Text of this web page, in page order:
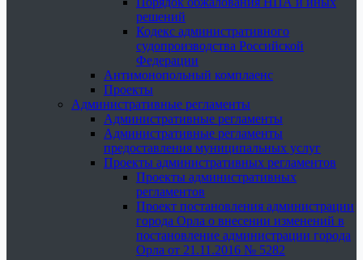
решений
Кодекс административного
судопроизводства Российской
Федерации
Антимонопольный комплаенс
Проекты
Административные регламенты
Административные регламенты
Административные регламенты
предоставления муниципальных услуг
Проекты административных регламентов
Проекты административных
регламентов
Проект постановления администрации
города Орла о внесении изменений в
постановление администрации города
Орла от 21.11.2016 № 5282